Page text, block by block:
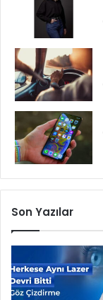
Son Yazılar